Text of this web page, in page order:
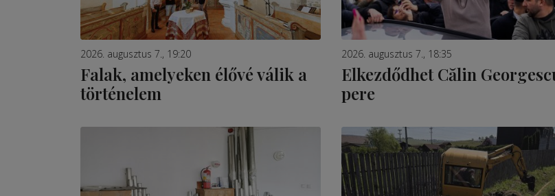
2026. augusztus 7., 19:20
Falak, amelyeken élővé válik a
történelem
2026. augusztus 7., 18:35
Elkezdődhet Călin
pere